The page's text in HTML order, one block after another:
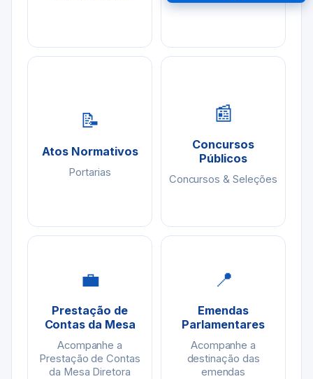
📝
Atos Normativos
Portarias
📰
Concursos
Públicos
Concursos & Seleções
💼
Prestação de
Contas da Mesa
Acompanhe a
Prestação de Contas
da Mesa Diretora
📍
Emendas
Parlamentares
Acompanhe a
destinação das
emendas